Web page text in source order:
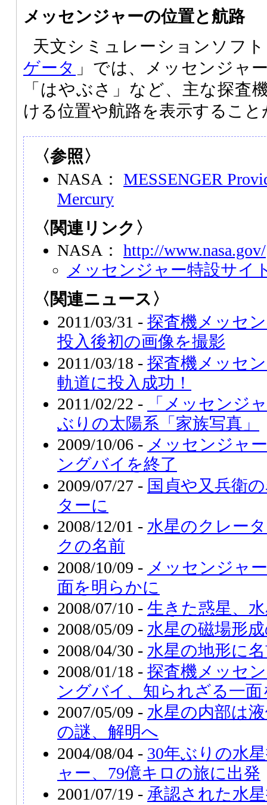
メッセンジャーの位置と航路
天文シミュレーションソフ
ゲータ 」では、メッセンジャ
「はやぶさ」など、主な探査
ける位置や航路を表示するこ
〈参照〉
NASA： MESSENGER
Mercury
〈関連リンク〉
NASA： http://www.nasa.gov/
メッセンジャー特設サイ
〈関連ニュース〉
2011/03/31 - 探査機メッセ
投入後初の画像を撮影
2011/03/18 - 探査機メッセ
軌道に投入成功！
2011/02/22 -
「メッセンジ
ぶりの太陽系「家族写真」
2009/10/06 - メッセンジャ
ングバイを終了
2009/07/27 - 国貞や又兵衛
ターに
2008/12/01 - 水星のクレー
クの名前
2008/10/09 - メッセンジャ
面を明らかに
2008/07/10 - 生きた惑星、
2008/05/09 - 水星の磁場形
2008/04/30 - 水星の地形に
2008/01/18 - 探査機メッセ
ングバイ、知られざる一面
2007/05/09 - 水星の内部は
の謎、解明へ
2004/08/04 - 30年ぶりの水
ャー、79億キロの旅に出発
2001/07/19 - 承認された水